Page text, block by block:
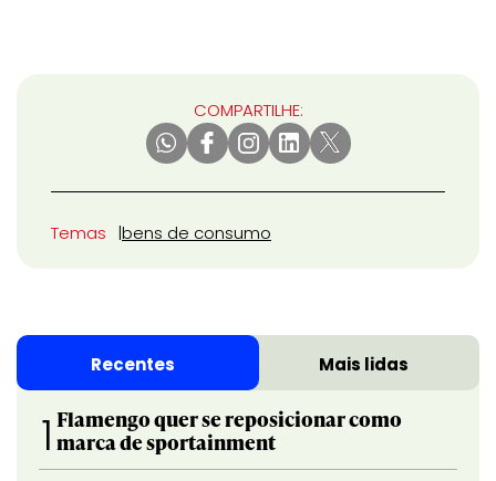
COMPARTILHE:
Temas bens de consumo
Recentes Mais lidas
1 Flamengo quer se reposicionar como
marca de sportainment